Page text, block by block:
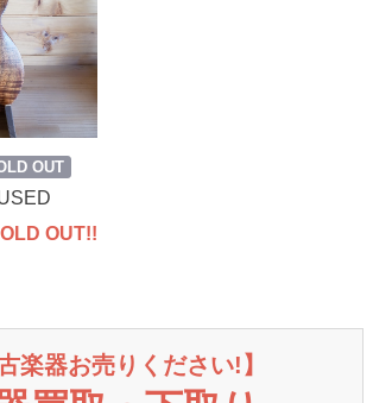
OUT
OUT!!
古楽器お売りください!】